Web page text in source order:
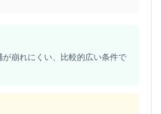
崩れにくい、比較的広い条件で